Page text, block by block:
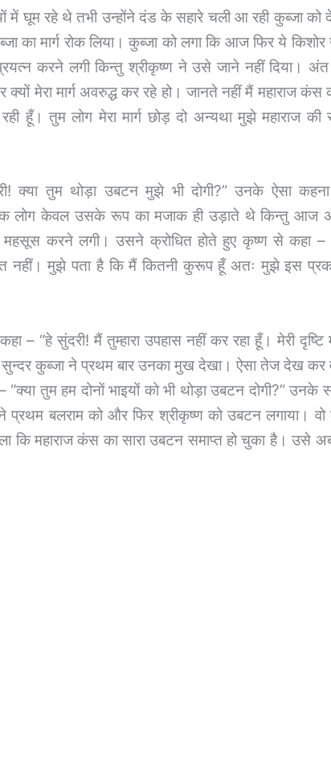
में घूम रहे थे तभी उन्होंने दंड के सहारे चली आ रही कुब्जा
का मार्ग रोक लिया। कुब्जा को लगा कि आज फिर ये
करने लगी किन्तु श्रीकृष्ण ने उसे जाने नहीं दिया।
मेरा मार्ग अवरुद्ध कर रहे हो। जानते नहीं मैं महाराज
हूँ। तुम लोग मेरा मार्ग छोड़ दो अन्यथा मुझे महाराज की
क्या तुम थोड़ा उबटन मुझे भी दोगी?” उनके ऐसा
केवल उसके रूप का मजाक ही उड़ाते थे किन्तु आज
करने लगी। उसने क्रोधित होते हुए कृष्ण से कहा –
नहीं। मुझे पता है कि मैं कितनी कुरूप हूँ अतः मुझे इस
– “हे सुंदरी! मैं तुम्हारा उपहास नहीं कर रहा हूँ। मेरी
सुन्दर कुब्जा ने प्रथम बार उनका मुख देखा। ऐसा तेज देख कर
तुम हम दोनों भाइयों को भी थोड़ा उबटन दोगी?” उनके
बलराम को और फिर श्रीकृष्ण को उबटन लगाया। वो
कि महाराज कंस का सारा उबटन समाप्त हो चुका है। उसे